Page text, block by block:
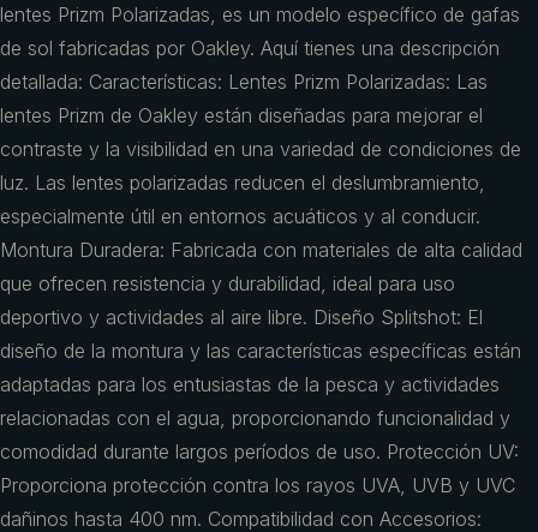
lentes Prizm Polarizadas, es un modelo específico de gafas
de sol fabricadas por Oakley. Aquí tienes una descripción
detallada: Características: Lentes Prizm Polarizadas: Las
lentes Prizm de Oakley están diseñadas para mejorar el
contraste y la visibilidad en una variedad de condiciones de
luz. Las lentes polarizadas reducen el deslumbramiento,
especialmente útil en entornos acuáticos y al conducir.
Montura Duradera: Fabricada con materiales de alta calidad
que ofrecen resistencia y durabilidad, ideal para uso
deportivo y actividades al aire libre. Diseño Splitshot: El
diseño de la montura y las características específicas están
adaptadas para los entusiastas de la pesca y actividades
relacionadas con el agua, proporcionando funcionalidad y
comodidad durante largos períodos de uso. Protección UV:
Proporciona protección contra los rayos UVA, UVB y UVC
dañinos hasta 400 nm. Compatibilidad con Accesorios: